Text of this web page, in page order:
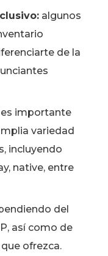
algunos
de la
es importante
variedad
incluyendo
native, entre
del
así como de
ofrezca.